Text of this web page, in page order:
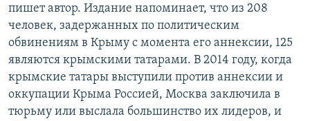
пишет автор. Издание напоминает, что из 208
человек, задержанных по политическим
обвинениям в Крыму с момента его аннексии, 125
являются крымскими татарами. В 2014 году, когда
крымские татары выступили против аннексии и
оккупации Крыма Россией, Москва заключила в
тюрьму или выслала большинство их лидеров, и